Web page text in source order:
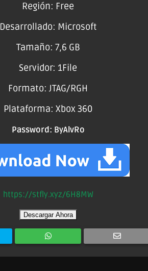
Región: Free
Desarrollado: Microsoft
Tamaño: 7,6 GB
Servidor: 1File
Formato: JTAG/RGH
Plataforma: Xbox 360
Password: ByAlvRo
https://stfly.xyz/6H8MW
Descargar Ahora